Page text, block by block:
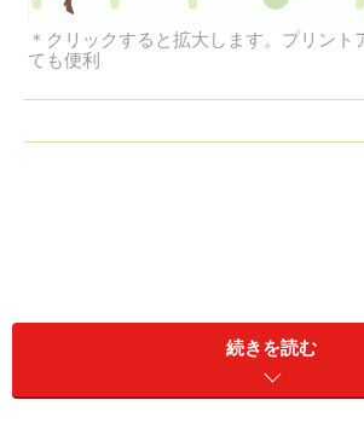
＊クリックすると拡大します。プリント
ても便利
続きを読む